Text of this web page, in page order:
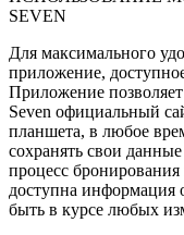
SEVEN
Для максимального
приложение,
Приложение
Seven официальный
планшета, в любое
сохранять свои
процесс
доступна информация
быть в курсе любых